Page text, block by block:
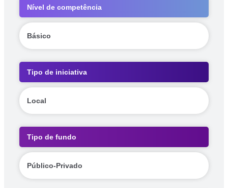
Nível de competência
Básico
Tipo de iniciativa
Local
Tipo de fundo
Público-Privado